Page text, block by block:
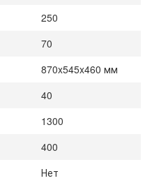
250
70
870x545x460 мм
40
1300
400
Нет